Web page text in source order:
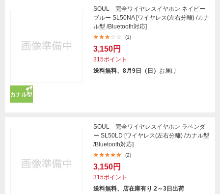
SOUL 完全ワイヤレスイヤホン ネイビー
ブルー SL50NA [ワイヤレス(左右分離) /カナ
ル型 /Bluetooth対応]
(1)
3,150円
315ポイント
送料無料、8月9日（日） お届け
SOUL 完全ワイヤレスイヤホン ラベンダ
ー SL50LD [ワイヤレス(左右分離) /カナル型
/Bluetooth対応]
(2)
3,150円
315ポイント
送料無料、店在庫有り 2～3日出荷